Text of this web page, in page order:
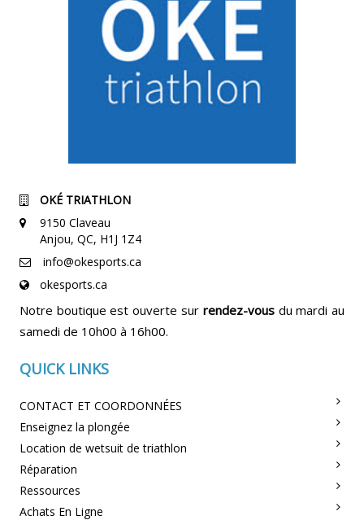
OKÉ TRIATHLON
9150 Claveau
Anjou, QC, H1J 1Z4
info@okesports.ca
okesports.ca
Notre boutique est ouverte sur rendez-vousdu mardi au
samedi de 10h00 à 16h00.
QUICK LINKS
CONTACT ET COORDONNÉES
Enseignez la plongée
Location de wetsuit de triathlon
Réparation
Ressources
Achats En Ligne